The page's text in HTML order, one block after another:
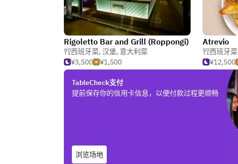
Rigoletto Bar and Grill (Roppongi)
西班牙菜, 汉堡, 意大利菜
¥3,500
¥1,500
Atrevio
西班牙菜
¥12,500
TableCheck支付
提前保存你的信用卡信息，以便付款过程更顺畅
浏览场地